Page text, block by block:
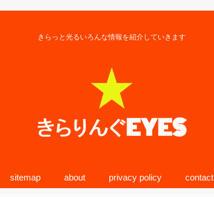
きらっと光るいろんな情報を紹介していきます
sitemap about privacy policy contact